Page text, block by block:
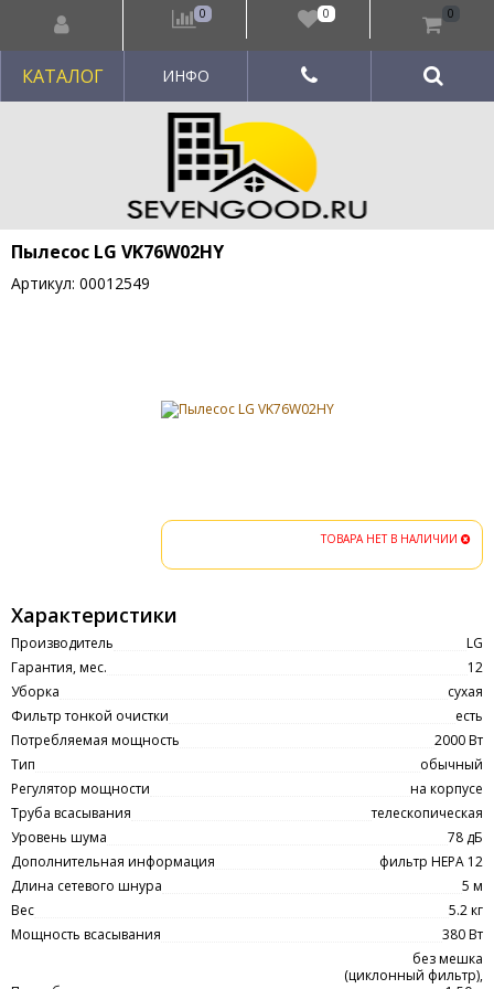
КАТАЛОГ ИНФО
Пылесос LG VK76W02HY
Артикул: 00012549
ТОВАРА НЕТ В НАЛИЧИИ
Характеристики
Производитель
LG
Гарантия, мес.
12
Уборка
сухая
Фильтр тонкой очистки
есть
Потребляемая мощность
2000 Вт
Тип
обычный
Регулятор мощности
на корпусе
Труба всасывания
телескопическая
Уровень шума
78 дБ
Дополнительная информация
фильтр HEPA 12
Длина сетевого шнура
5 м
Вес
5.2 кг
Мощность всасывания
380 Вт
без мешка
(циклонный фильтр),
0 0 0